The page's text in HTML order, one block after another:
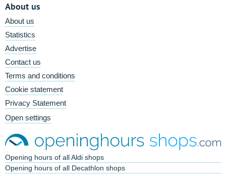
About us
About us
Statistics
Advertise
Contact us
Terms and conditions
Cookie statement
Privacy Statement
Open settings
Opening hours of all Aldi shops
Opening hours of all Decathlon shops